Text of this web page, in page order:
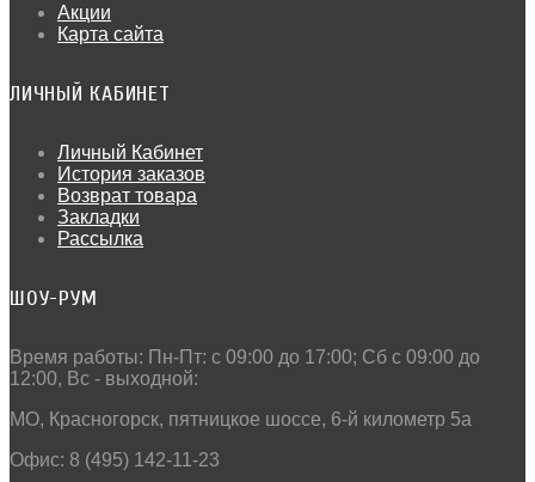
Акции
Карта сайта
ЛИЧНЫЙ КАБИНЕТ
Личный Кабинет
История заказов
Возврат товара
Закладки
Рассылка
ШОУ-РУМ
Время работы: Пн-Пт: c 09:00 до 17:00; Сб с 09:00 до
12:00, Вс - выходной:
МО, Красногорск, пятницкое шоссе, 6-й километр 5а
Офис: 8 (495) 142-11-23